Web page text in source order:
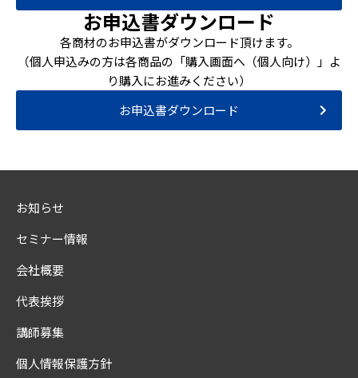
お申込書ダウンロード
各商材のお申込書がダウンロード頂けます。
（個人申込みの方は各商品の「購入画面へ（個人向け）」よ
り購入にお進みください）
お申込書ダウンロード
お知らせ
セミナー情報
会社概要
代表挨拶
講師募集
個人情報保護方針